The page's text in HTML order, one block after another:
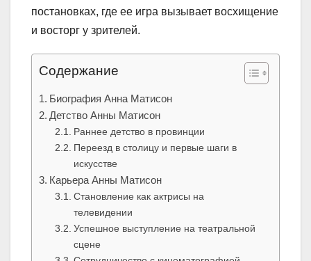
постановках, где ее игра вызывает восхищение
и восторг у зрителей.
Содержание
Биография Анна Матисон
Детство Анны Матисон
Раннее детство в провинции
Переезд в столицу и первые шаги в
искусстве
Карьера Анны Матисон
Становление как актрисы на
телевидении
Успешное выступление на театральной
сцене